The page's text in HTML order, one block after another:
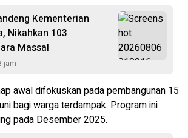
Kementerian
Nikahkan 103
Massal
jam
awal difokuskan pada pembangunan 15
bagi warga terdampak. Program ini
pada Desember 2025.